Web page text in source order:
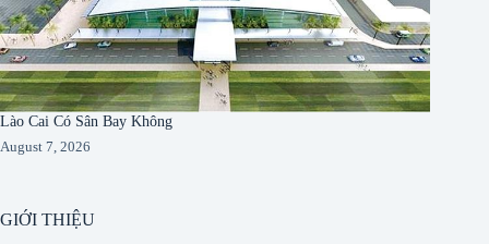
Lào Cai Có Sân Bay Không
August 7, 2026
GIỚI THIỆU